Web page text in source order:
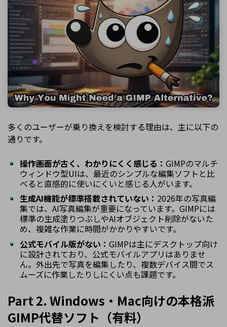
多くのユーザーが乗り換えを検討する理由は、主に以下の
通りです。
操作画面が古く、わかりにくく感じる： GIMPのマルチ
ウィンドウ型UIは、最近のシンプルな編集ソフトと比
べると直感的に使いにくいと感じる人がいます。
生成AI機能が標準搭載されていない： 2026年の写真編
集では、AI写真編集が重要になっています。GIMPには
標準の生成塗りつぶしやAIオブジェクト削除がないた
め、複雑な作業に時間がかかりやすいです。
公式モバイル版がない： GIMPは主にデスクトップ向け
に設計されており、公式モバイルアプリはありませ
ん。外出先で写真を編集したり、複数デバイス間でス
ムーズに作業したりしにくい点も課題です。
Part 2. Windows・Mac向けの本格派
GIMP代替ソフト（有料）